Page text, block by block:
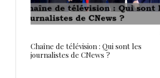
Chaîne de télévision : Qui sont les
journalistes de CNews ?